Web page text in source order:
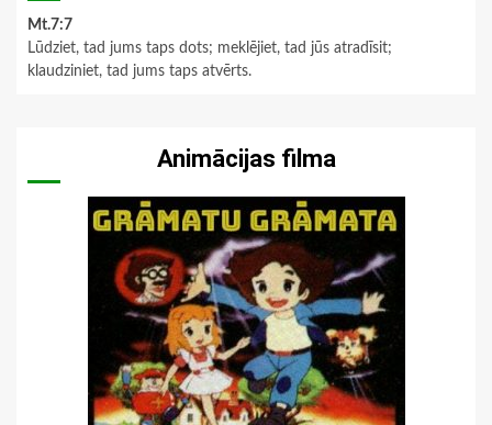
Mt.7:7
Lūdziet, tad jums taps dots; meklējiet, tad jūs atradīsit;
klaudziniet, tad jums taps atvērts.
Animācijas filma